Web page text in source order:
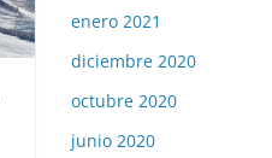
enero 2021
diciembre 2020
octubre 2020
junio 2020